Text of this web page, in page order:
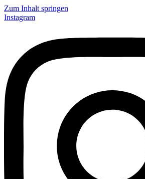
Zum Inhalt springen
Instagram